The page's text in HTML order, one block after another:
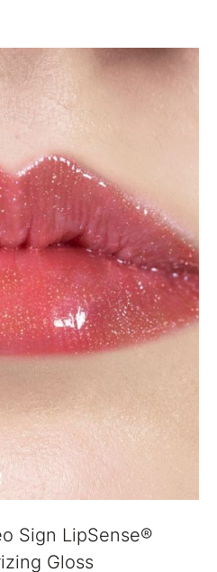
Sign LipSense®
Gloss